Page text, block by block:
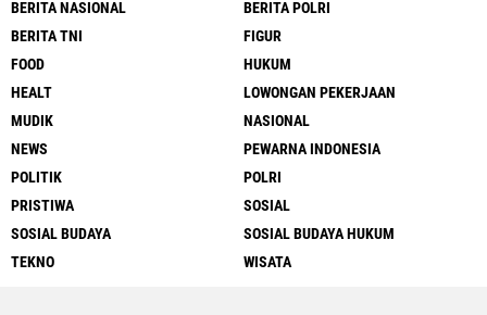
BERITA NASIONAL
BERITA POLRI
BERITA TNI
FIGUR
FOOD
HUKUM
HEALT
LOWONGAN PEKERJAAN
MUDIK
NASIONAL
NEWS
PEWARNA INDONESIA
POLITIK
POLRI
PRISTIWA
SOSIAL
SOSIAL BUDAYA
SOSIAL BUDAYA HUKUM
TEKNO
WISATA